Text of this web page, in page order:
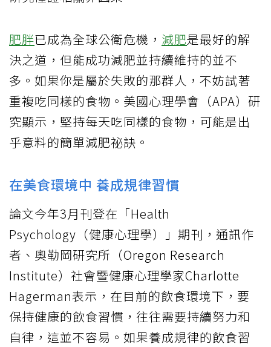
肥胖已成為全球公衛危機， 減肥是最好的解
決之道，但能成功減肥並持續維持的並不
多。如果你是屬於失敗的那群人，不妨試著
重複吃同樣的食物。美國心理學會（APA）研
究顯示，堅持每天吃同樣的食物，可能是出
乎意料的簡單減肥祕訣。
在美食環境中 養成規律習慣
論文今年3月刊登在「Health
Psychology（健康心理學）」期刊，通訊作
者、奧勒岡研究所（Oregon Research
Institute）社會暨健康心理學家Charlotte
Hagerman表示，在目前的飲食環境下，要
保持健康的飲食習慣，往往需要持續努力和
自律，這並不容易。如果養成規律的飲食習